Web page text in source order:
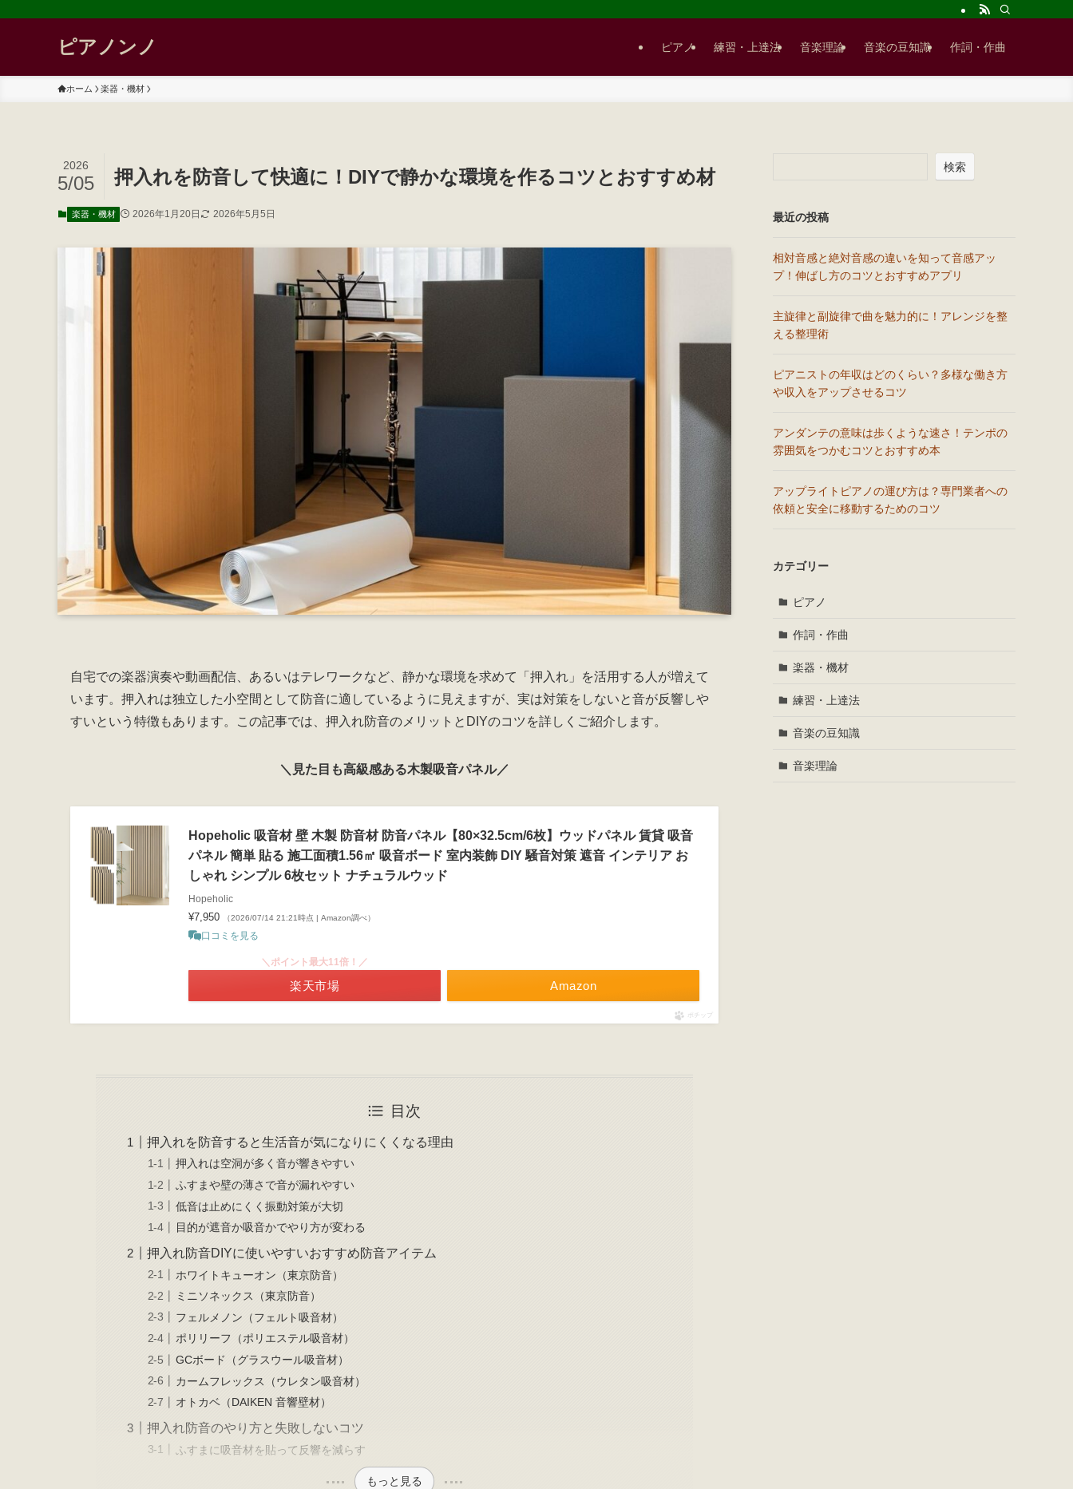
ピアノンノ ピアノ 練習・上達法 音楽理論 音楽の豆知識 作詞・作曲
ホーム 楽器・機材
押入れを防音して快適に！DIYで静かな環境を作るコツとおすすめ材
2026
5/05
楽器・機材 2026年1月20日 2026年5月5日
自宅での楽器演奏や動画配信、あるいはテレワークなど、静かな環境を求めて「押入れ」を活用する人が増えて
います。押入れは独立した小空間として防音に適しているように見えますが、実は対策をしないと音が反響しや
すいという特徴もあります。この記事では、押入れ防音のメリットとDIYのコツを詳しくご紹介します。
＼見た目も高級感ある木製吸音パネル／
Hopeholic 吸音材 壁 木製 防音材 防音パネル【80×32.5cm/6枚】ウッドパネル 賃貸 吸音
パネル 簡単 貼る 施工面積1.56㎡ 吸音ボード 室内装飾 DIY 騒音対策 遮音 インテリア お
しゃれ シンプル 6枚セット ナチュラルウッド
Hopeholic
¥7,950 （2026/07/14 21:21時点 | Amazon調べ）
口コミを見る
Amazon
＼ポイント最大11倍！／
楽天市場
ポチップ
目次
押入れを防音すると生活音が気になりにくくなる理由
押入れは空洞が多く音が響きやすい
ふすまや壁の薄さで音が漏れやすい
低音は止めにくく振動対策が大切
目的が遮音か吸音かでやり方が変わる
押入れ防音DIYに使いやすいおすすめ防音アイテム
ホワイトキューオン（東京防音）
ミニソネックス（東京防音）
フェルメノン（フェルト吸音材）
ポリリーフ（ポリエステル吸音材）
GCボード（グラスウール吸音材）
カームフレックス（ウレタン吸音材）
オトカベ（DAIKEN 音響壁材）
押入れ防音のやり方と失敗しないコツ
ふすまに吸音材を貼って反響を減らす
もっと見る
検索
最近の投稿
相対音感と絶対音感の違いを知って音感アッ
プ！伸ばし方のコツとおすすめアプリ
主旋律と副旋律で曲を魅力的に！アレンジを整
える整理術
ピアニストの年収はどのくらい？多様な働き方
や収入をアップさせるコツ
アンダンテの意味は歩くような速さ！テンポの
雰囲気をつかむコツとおすすめ本
アップライトピアノの運び方は？専門業者への
依頼と安全に移動するためのコツ
カテゴリー
ピアノ
作詞・作曲
楽器・機材
練習・上達法
音楽の豆知識
音楽理論